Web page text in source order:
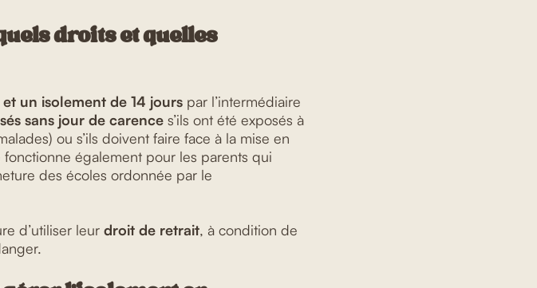
droits et quelles
un isolement de 14 jours par l’intermédiaire
sans jour de carence s’ils ont été exposés à
ou s’ils doivent faire face à la mise en
également pour les parents qui
des écoles ordonnée par le
d’utiliser leur droit de retrait, à condition de